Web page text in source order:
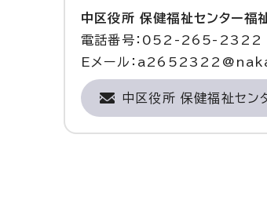
中区役所 保健福祉センター福
電話番号：052-265-2322
Eメール：
中区役所 保健福祉セン